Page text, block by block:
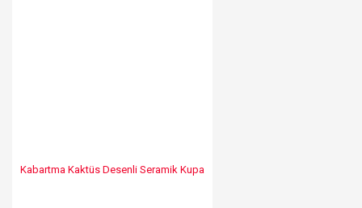
Kabartma Kaktüs Desenli Seramik Kupa